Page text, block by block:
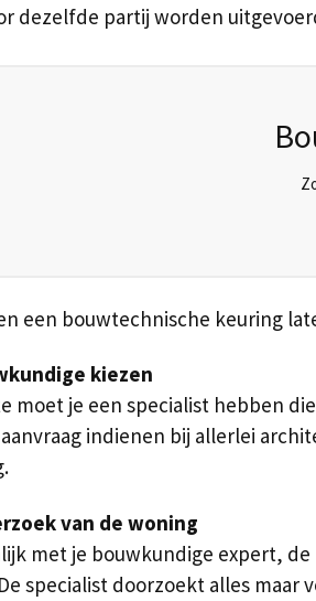
dezelfde partij worden
een bouwtechnische keuring
kiezen
moet je een specialist hebben
indienen bij allerlei
van de woning
met je bouwkundige expert,
specialist doorzoekt alles